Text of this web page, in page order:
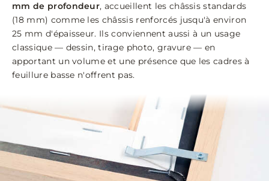
mm de profondeur, accueillent les châssis standards
(18 mm) comme les châssis renforcés jusqu'à environ
25 mm d'épaisseur. Ils conviennent aussi à un usage
classique — dessin, tirage photo, gravure — en
apportant un volume et une présence que les cadres à
feuillure basse n'offrent pas.